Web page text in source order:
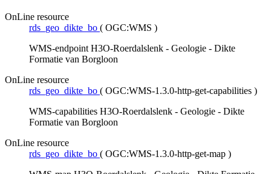
OnLine resource
rds_geo_dikte_bo ( OGC:WMS )
WMS-endpoint H3O-Roerdalslenk - Geologie - Dikte
Formatie van Borgloon
OnLine resource
rds_geo_dikte_bo ( OGC:WMS-1.3.0-http-get-capabilities )
WMS-capabilities H3O-Roerdalslenk - Geologie - Dikte
Formatie van Borgloon
OnLine resource
rds_geo_dikte_bo ( OGC:WMS-1.3.0-http-get-map )